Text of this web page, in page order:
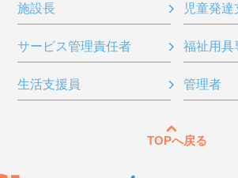
施設長 児童発
サービス管理責任者 福祉用具
生活支援員 管理者
TOPへ戻る